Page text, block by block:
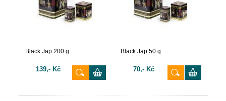
Black Jap 200 g
139,- Kč
Black Jap 50 g
70,- Kč